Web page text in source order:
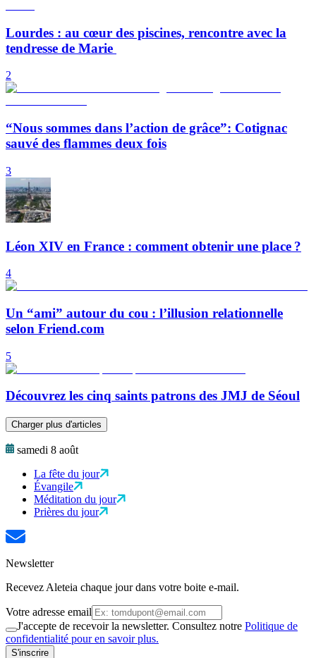
Lourdes : au cœur des piscines, rencontre avec la
tendresse de Marie
2
“Nous sommes dans l’action de grâce”: Cotignac
sauvé des flammes deux fois
3
Léon XIV en France : comment obtenir une place ?
4
Un “ami” autour du cou : l’illusion relationnelle
selon Friend.com
5
Découvrez les cinq saints patrons des JMJ de Séoul
Charger plus d'articles
samedi 8 août
La fête du jour
Évangile
Méditation du jour
Prières du jour
Newsletter
Recevez Aleteia chaque jour dans votre boite e-mail.
Votre adresse email
J'accepte de recevoir la newsletter. Consultez notre Politique de
confidentialité pour en savoir plus.
S'inscrire